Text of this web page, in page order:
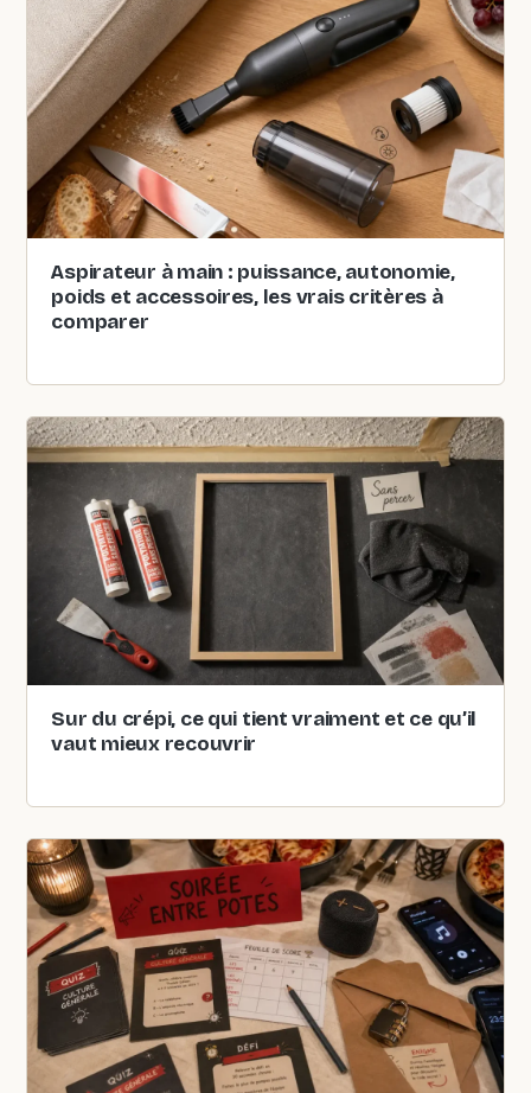
Aspirateur à main : puissance, autonomie,
poids et accessoires, les vrais critères à
comparer
Sur du crépi, ce qui tient vraiment et ce qu’il
vaut mieux recouvrir